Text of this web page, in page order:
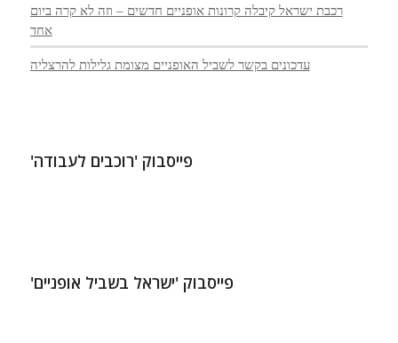
רכבת ישראל קיבלה קרונות אופניים חדשים – וזה לא קרה ביום
אחד
עדכונים בקשר לשביל האופניים מצומת גלילות להרצליה
פייסבוק 'רוכבים לעבודה'
פייסבוק 'ישראל בשביל אופניים'